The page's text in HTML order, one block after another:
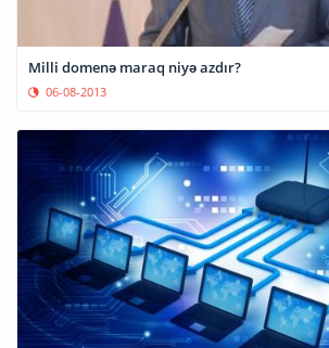
Milli domenə maraq niyə azdır?
06-08-2013